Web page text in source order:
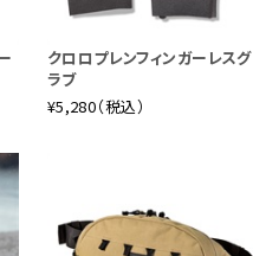
クロロプレンフィンガーレスグ
ラブ
¥5,280（税込）